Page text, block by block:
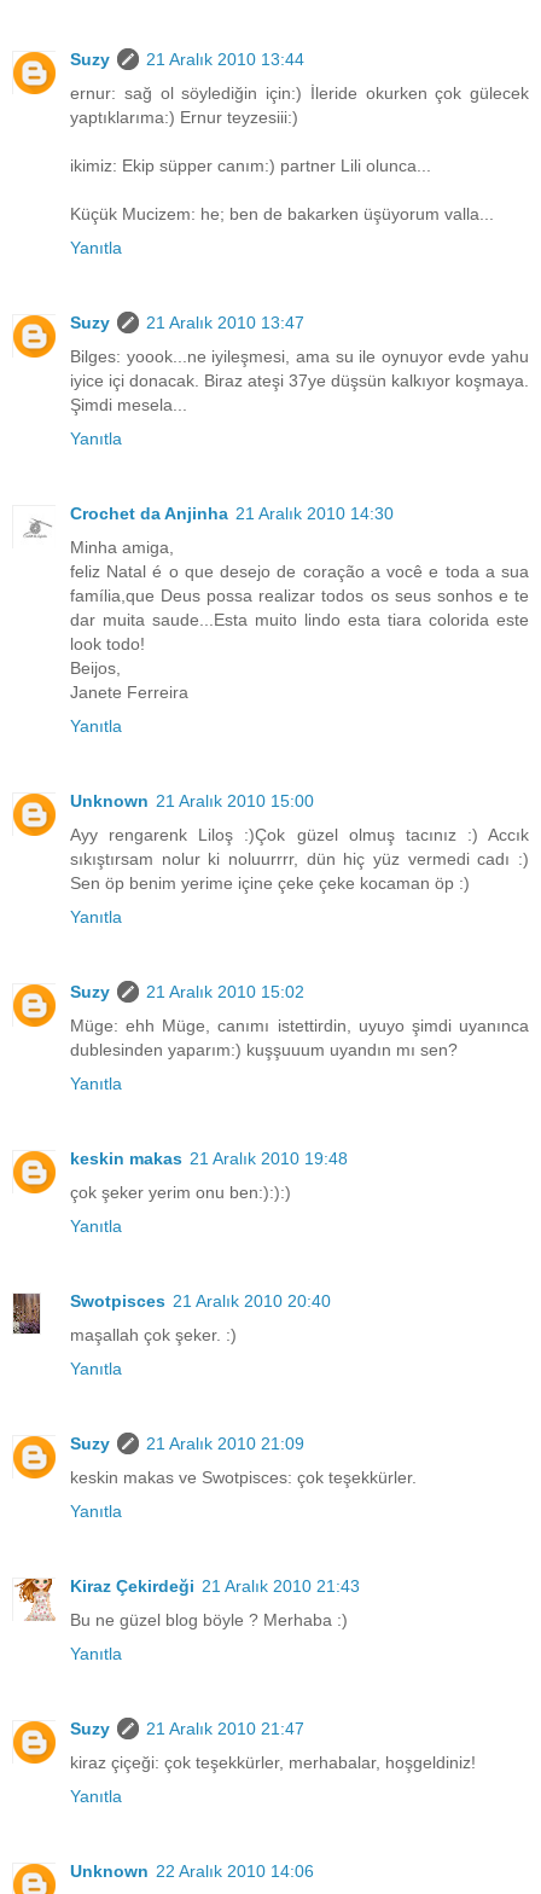
Suzy
21 Aralık 2010 13:44
ernur: sağ ol söylediğin için:) İleride okurken çok gülecek
yaptıklarıma:) Ernur teyzesiii:)
ikimiz: Ekip süpper canım:) partner Lili olunca...
Küçük Mucizem: he; ben de bakarken üşüyorum valla...
Yanıtla
Suzy
21 Aralık 2010 13:47
Bilges: yoook...ne iyileşmesi, ama su ile oynuyor evde yahu
iyice içi donacak. Biraz ateşi 37ye düşsün kalkıyor koşmaya.
Şimdi mesela...
Yanıtla
Crochet da Anjinha 21 Aralık 2010 14:30
Minha amiga,
feliz Natal é o que desejo de coração a você e toda a sua
família,que Deus possa realizar todos os seus sonhos e te
dar muita saude...Esta muito lindo esta tiara colorida este
look todo!
Beijos,
Janete Ferreira
Yanıtla
Unknown 21 Aralık 2010 15:00
Ayy rengarenk Liloş :)Çok güzel olmuş tacınız :) Accık
sıkıştırsam nolur ki noluurrrr, dün hiç yüz vermedi cadı :)
Sen öp benim yerime içine çeke çeke kocaman öp :)
Yanıtla
Suzy
21 Aralık 2010 15:02
Müge: ehh Müge, canımı istettirdin, uyuyo şimdi uyanınca
dublesinden yaparım:) kuşşuuum uyandın mı sen?
Yanıtla
keskin makas 21 Aralık 2010 19:48
çok şeker yerim onu ben:):):)
Yanıtla
Swotpisces 21 Aralık 2010 20:40
maşallah çok şeker. :)
Yanıtla
Suzy
21 Aralık 2010 21:09
keskin makas ve Swotpisces: çok teşekkürler.
Yanıtla
Kiraz Çekirdeği 21 Aralık 2010 21:43
Bu ne güzel blog böyle ? Merhaba :)
Yanıtla
Suzy
21 Aralık 2010 21:47
kiraz çiçeği: çok teşekkürler, merhabalar, hoşgeldiniz!
Yanıtla
Unknown 22 Aralık 2010 14:06